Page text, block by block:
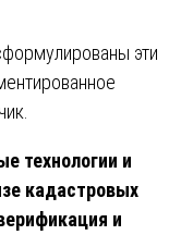
эти
технологии и
кадастровых
и